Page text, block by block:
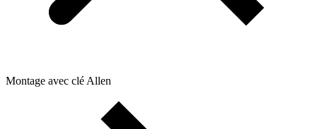
Montage avec clé Allen